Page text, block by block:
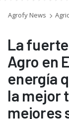
Agrofy News
La
Agro en
energía
la mejor
mejores